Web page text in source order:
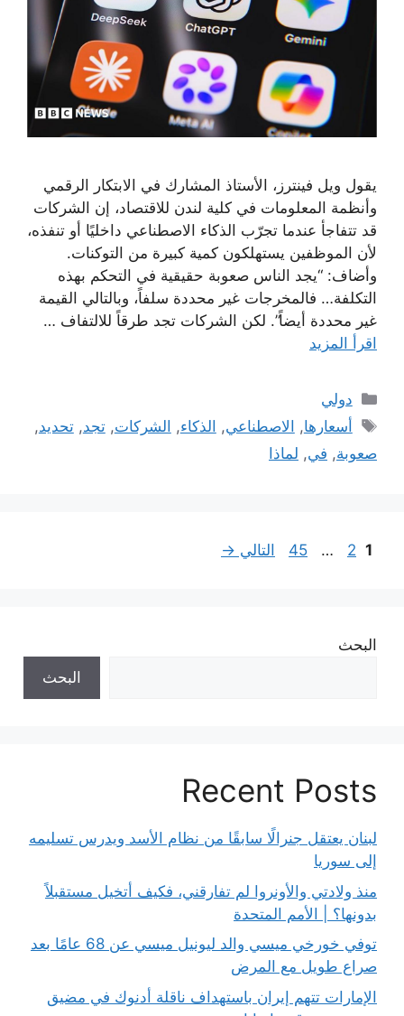
يقول ويل فينترز، الأستاذ المشارك في الابتكار الرقمي
وأنظمة المعلومات في كلية لندن للاقتصاد، إن الشركات
قد تتفاجأ عندما تجرّب الذكاء الاصطناعي داخليًا أو تنفذه،
لأن الموظفين يستهلكون كمية كبيرة من التوكنات.
وأضاف: “يجد الناس صعوبة حقيقية في التحكم بهذه
التكلفة… فالمخرجات غير محددة سلفاً، وبالتالي القيمة
غير محددة أيضاً”. لكن الشركات تجد طرقاً للالتفاف …
اقرأ المزيد
التصنيفات
دولي
الوسوم
أسعارها, الاصطناعي, الذكاء, الشركات,تجد,تحديد,
صعوبة, في, لماذا
Page
1
Page
2
…
Page
45 التالي →
البحث
البحث
Recent Posts
لبنان يعتقل جنرالًا سابقًا من نظام الأسد ويدرس تسليمه
إلى سوريا
منذ ولادتي والأونروا لم تفارقني، فكيف أتخيل مستقبلاً
بدونها؟ | الأمم المتحدة
توفي خورخي ميسي والد ليونيل ميسي عن 68 عامًا بعد
صراع طويل مع المرض
الإمارات تتهم إيران باستهداف ناقلة أدنوك في مضيق